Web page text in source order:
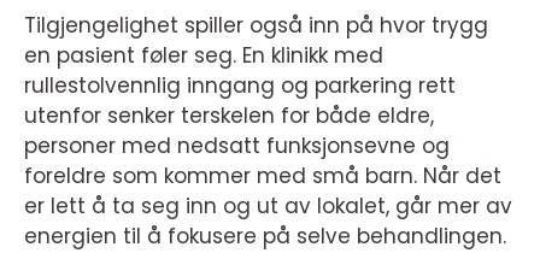
Tilgjengelighet spiller også inn på hvor trygg
en pasient føler seg. En klinikk med
rullestolvennlig inngang og parkering rett
utenfor senker terskelen for både eldre,
personer med nedsatt funksjonsevne og
foreldre som kommer med små barn. Når det
er lett å ta seg inn og ut av lokalet, går mer av
energien til å fokusere på selve behandlingen.